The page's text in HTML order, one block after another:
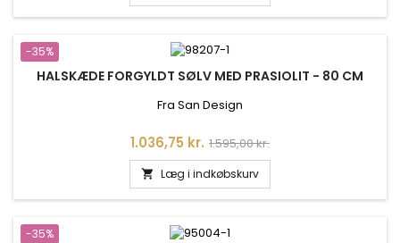
-35%
HALSKÆDE FORGYLDT SØLV MED PRASIOLIT - 80 CM
Fra San Design
Pris
1.036,75 kr. Normalpris
1.595,00 kr.
 Læg i indkøbskurv
-35%